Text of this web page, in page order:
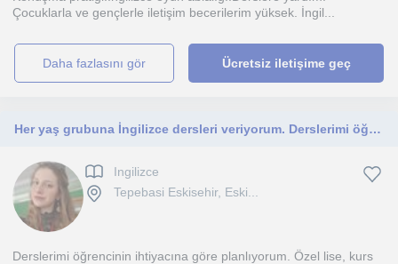
Çocuklarla ve gençlerle iletişim becerilerim yüksek. İngil...
daha fazlasını gör Ücretsiz iletişime geç
Her yaş grubuna İngilizce dersleri veriyorum. Derslerimi öğrencinin hedeflerine göre planlıyorum.
Ingilizce
Tepebasi Eskisehir, Eski...
Derslerimi öğrencinin ihtiyacına göre planlıyorum. Özel lise, kurs